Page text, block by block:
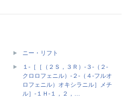
ニー・リフト
１‐［［（２Ｓ，３Ｒ）‐３‐（２‐
クロロフェニル）‐２‐（４‐フルオ
ロフェニル）オキシラニル］メチ
ル］‐１Ｈ‐１，２，…